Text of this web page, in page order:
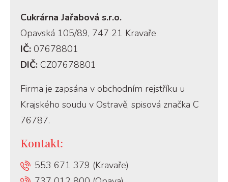
Cukrárna Jařabová s.r.o.
Opavská 105/89, 747 21 Kravaře
IČ: 07678801
DIČ: CZ07678801
Firma je zapsána v obchodním rejstříku u
Krajského soudu v Ostravě, spisová značka C
76787.
Kontakt:
553 671 379 (Kravaře)